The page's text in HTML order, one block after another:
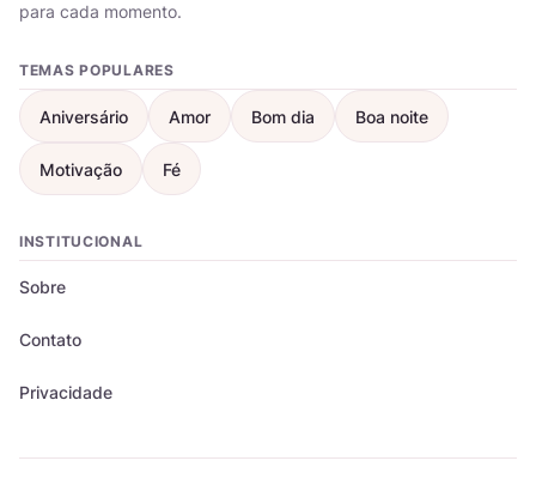
para cada momento.
TEMAS POPULARES
Aniversário Amor Bom dia Boa noite
Motivação Fé
INSTITUCIONAL
Sobre
Contato
Privacidade